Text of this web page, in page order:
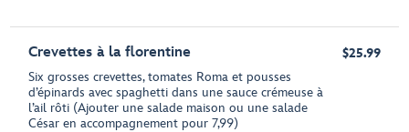
Crevettes à la florentine
Six grosses crevettes, tomates Roma et pousses
d’épinards avec spaghetti dans une sauce crémeuse à
l’ail rôti (Ajouter une salade maison ou une salade
César en accompagnement pour 7,99)
$25.99